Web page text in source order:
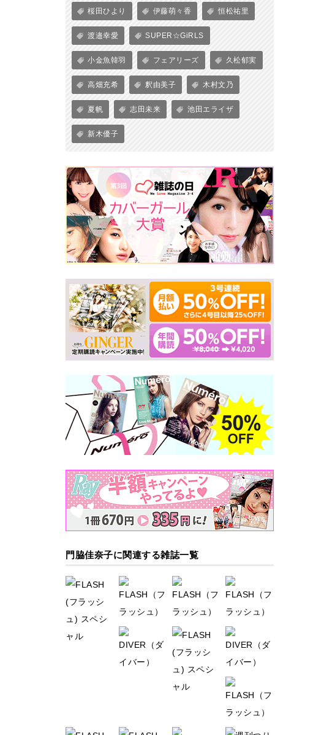
桜田ひより 伊藤萌々香 恒松祐里
渡邉幸愛 SUPER☆GiRLS
小金魚韓羽 フェアリーズ 久松郁実
高畑充希 釈由美子 木村文乃
夏帆 志田未来 池田エライザ
新木優子
門脇佳奈子に関連する雑誌一覧